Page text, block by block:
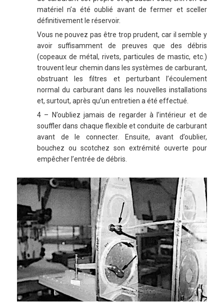
matériel n’a été oublié avant de fermer et sceller
définitivement le réservoir.
Vous ne pouvez pas être trop prudent, car il semble y
avoir suffisamment de preuves que des débris
(copeaux de métal, rivets, particules de mastic, etc.)
trouvent leur chemin dans les systèmes de carburant,
obstruant les filtres et perturbant l’écoulement
normal du carburant dans les nouvelles installations
et, surtout, après qu’un entretien a été effectué.
4 – N’oubliez jamais de regarder à l’intérieur et de
souffler dans chaque flexible et conduite de carburant
avant de le connecter. Ensuite, avant d’oublier,
bouchez ou scotchez son extrémité ouverte pour
empêcher l’entrée de débris.